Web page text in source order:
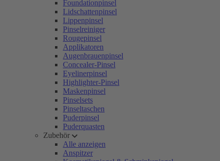
Foundationpinsel
Lidschattenpinsel
Lippenpinsel
Pinselreiniger
Rougepinsel
Applikatoren
Augenbrauenpinsel
Concealer-Pinsel
Eyelinerpinsel
Highlighter-Pinsel
Maskenpinsel
Pinselsets
Pinseltaschen
Puderpinsel
Puderquasten
Zubehör
Alle anzeigen
Anspitzer